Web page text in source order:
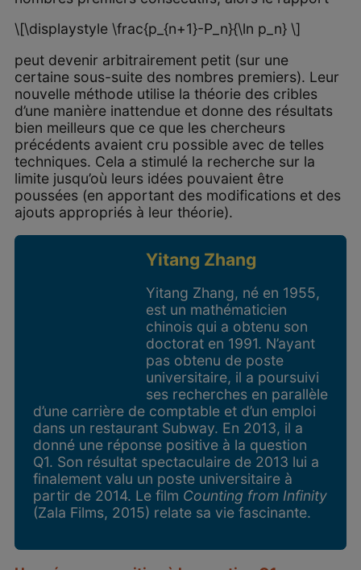
\[\displaystyle \frac{p_{n+1}-P_n}{\ln p_n} \]
peut devenir arbitrairement petit (sur une
certaine sous-suite des nombres premiers). Leur
nouvelle méthode utilise la théorie des cribles
d’une manière inattendue et donne des résultats
bien meilleurs que ce que les chercheurs
précédents avaient cru possible avec de telles
techniques. Cela a stimulé la recherche sur la
limite jusqu’où leurs idées pouvaient être
poussées (en apportant des modifications et des
ajouts appropriés à leur théorie).
Yitang Zhang
Yitang Zhang, né en 1955,
est un mathématicien
chinois qui a obtenu son
doctorat en 1991. N’ayant
pas obtenu de poste
universitaire, il a poursuivi
ses recherches en parallèle
d’une carrière de comptable et d’un emploi
dans un restaurant Subway. En 2013, il a
donné une réponse positive à la question
Q1. Son résultat spectaculaire de 2013 lui a
finalement valu un poste universitaire à
partir de 2014. Le film Counting from Infinity
(Zala Films, 2015) relate sa vie fascinante.